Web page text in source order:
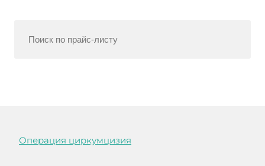
Операция циркумцизия